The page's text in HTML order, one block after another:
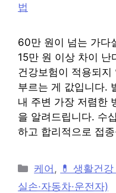
60만 원이 넘는 가다
15만 원 이상 차이 난
건강보험이 적용되지
부르는 게 값입니다.
내 주변 가장 저렴한
을 알려드립니다. 수
하고 합리적으로 접
카
테
케어 , 💊 생활건
실손·자동차·운전자)